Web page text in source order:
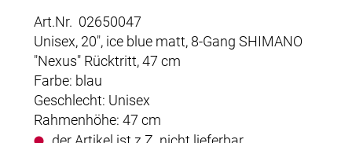
Art.Nr. 02650047
Unisex, 20", ice blue matt, 8-Gang SHIMANO
"Nexus" Rücktritt, 47 cm
Farbe: blau
Geschlecht: Unisex
Rahmenhöhe: 47 cm